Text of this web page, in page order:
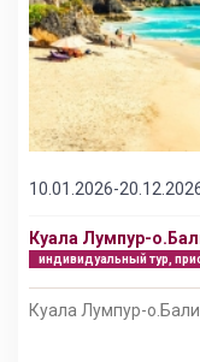
10.01.2026-
Куала Лумпур-
индивидуальный тур,
Куала Лумпур-